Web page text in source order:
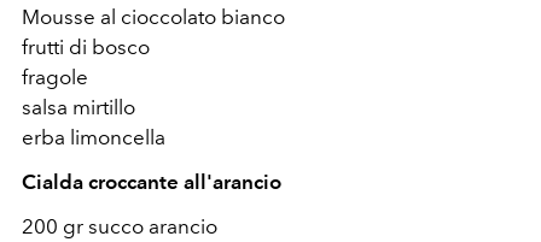
Mousse al cioccolato bianco
frutti di bosco
fragole
salsa mirtillo
erba limoncella
Cialda croccante all'arancio
200 gr succo arancio